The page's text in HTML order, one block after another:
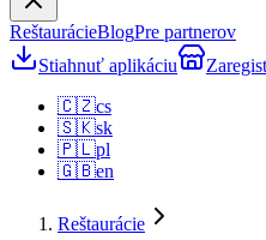
ReštaurácieBlogPre partnerov
Stiahnuť aplikáciu
🇨🇿cs
🇸🇰sk
🇵🇱pl
🇬🇧en
Reštaurácie